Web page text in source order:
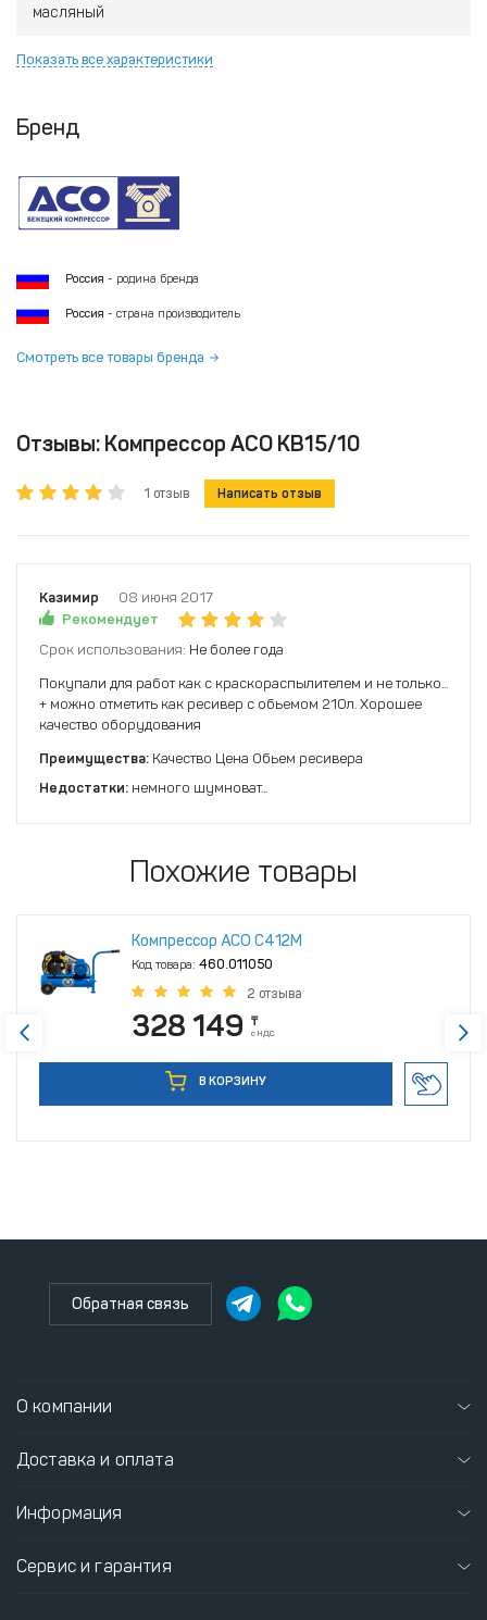
масляный
Показать все характеристики
Бренд
Россия - родина бренда
Россия - страна производитель
Смотреть все товары бренда
Отзывы: Компрессор АСО КВ15/10
1 отзыв Написать отзыв
Казимир
08 июня 2017
Рекомендует
Срок использования: Не более года
Покупали для работ как с краскораспылителем и не только...
+ можно отметить как ресивер с обьемом 210л. Хорошее
качество оборудования
Преимущества: Качество Цена Обьем ресивера
Недостатки: немного шумноват...
Похожие товары
Компрессор АСО С412М
Код товара: 460.011050
2 отзыва
328 149 ₸
с НДС
В КОРЗИНУ
Обратная связь
О компании
Доставка и оплата
Информация
Сервис и гарантия